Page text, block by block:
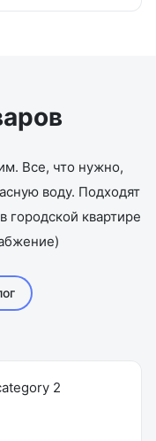
Все, что нужно,
воду. Подходят
городской квартире